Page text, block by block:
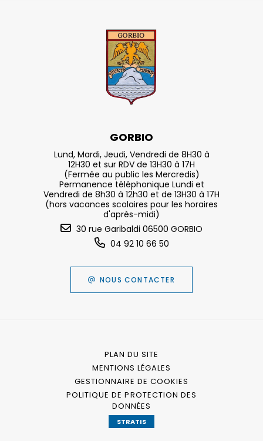
GORBIO
Lund, Mardi, Jeudi, Vendredi de 8H30 à
12H30 et sur RDV de 13H30 à 17H
(Fermée au public les Mercredis)
Permanence téléphonique Lundi et
Vendredi de 8h30 à 12h30 et de 13H30 à 17H
(hors vacances scolaires pour les horaires
d'après-midi)
30 rue Garibaldi 06500 GORBIO
04 92 10 66 50
NOUS CONTACTER
PLAN DU SITE
MENTIONS LÉGALES
GESTIONNAIRE DE COOKIES
POLITIQUE DE PROTECTION DES
DONNÉES
STRATIS